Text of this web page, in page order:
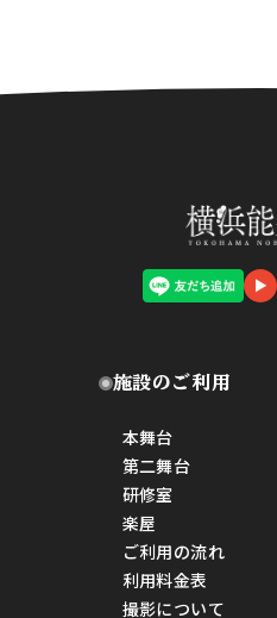
施設のご利用
本舞台
第二舞台
研修室
楽屋
ご利用の流れ
利用料金表
撮影について